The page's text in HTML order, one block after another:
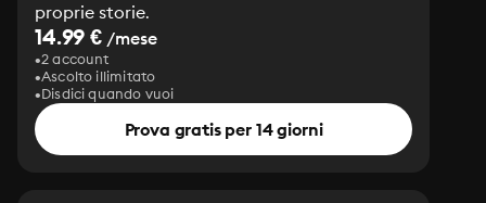
proprie storie.
14.99 € /mese
2 account
Ascolto illimitato
Disdici quando vuoi
Prova gratis per 14 giorni